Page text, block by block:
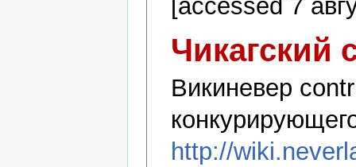
[accessed 7
Чикагский
Викиневер
http://